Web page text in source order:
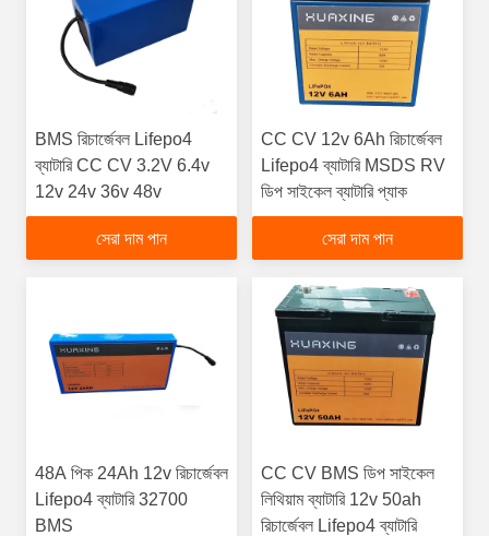
BMS রিচার্জেবল Lifepo4
ব্যাটারি CC CV 3.2V 6.4v
12v 24v 36v 48v
সেরা দাম পান
CC CV 12v 6Ah রিচার্জেবল
Lifepo4 ব্যাটারি MSDS RV
ডিপ সাইকেল ব্যাটারি প্যাক
সেরা দাম পান
48A পিক 24Ah 12v রিচার্জেবল
Lifepo4 ব্যাটারি 32700
BMS
CC CV BMS ডিপ সাইকেল
লিথিয়াম ব্যাটারি 12v 50ah
রিচার্জেবল Lifepo4 ব্যাটারি